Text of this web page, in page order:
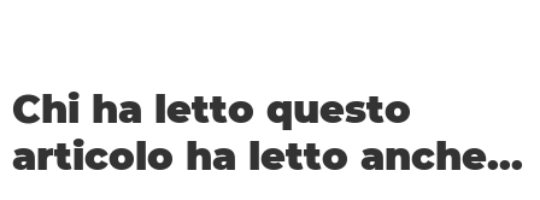
Chi ha letto questo
articolo ha letto anche...